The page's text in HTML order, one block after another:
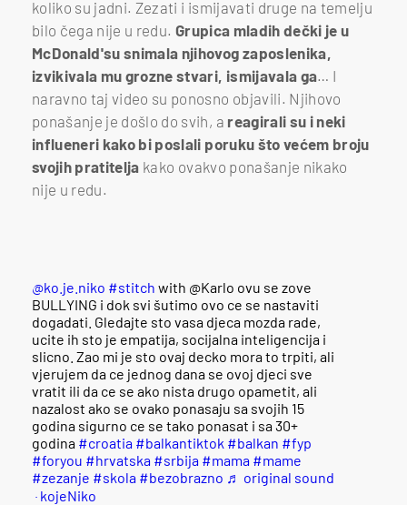
koliko su jadni. Zezati i ismijavati druge na temelju
bilo čega nije u redu. Grupica mladih dečki je u
McDonald'su snimala njihovog zaposlenika,
izvikivala mu grozne stvari, ismijavala ga… I
naravno taj video su ponosno objavili. Njihovo
ponašanje je došlo do svih, a reagirali su i neki
influeneri kako bi poslali poruku što većem broju
svojih pratitelja kako ovakvo ponašanje nikako
nije u redu.
@ko.je.niko #stitch with @Karlo ovu se zove
BULLYING i dok svi šutimo ovo ce se nastaviti
dogadati. Gledajte sto vasa djeca mozda rade,
ucite ih sto je empatija, socijalna inteligencija i
slicno. Zao mi je sto ovaj decko mora to trpiti, ali
vjerujem da ce jednog dana se ovoj djeci sve
vratit ili da ce se ako nista drugo opametit, ali
nazalost ako se ovako ponasaju sa svojih 15
godina sigurno ce se tako ponasat i sa 30+
godina #croatia #balkantiktok #balkan #fyp
#foryou #hrvatska #srbija #mama #mame
#zezanje #skola #bezobrazno ♬ original sound
- kojeNiko